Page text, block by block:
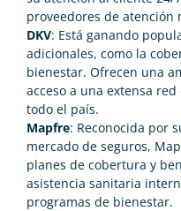
proveedores de atención
DKV: Está ganando
adicionales, como la
bienestar. Ofrecen una
acceso a una extensa
todo el país​​.
Mapfre: Reconocida por
mercado de seguros,
planes de cobertura y
asistencia sanitaria
programas de bienestar​.